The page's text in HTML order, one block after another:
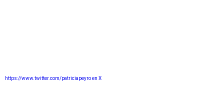
https://www.twitter.com/patriciapeyro en X